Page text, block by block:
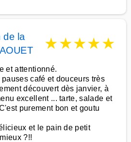
de la
★★★★★
et attentionné.
café et douceurs très
découvert dès janvier, à
excellent ... tarte, salade et
purement bon et goutu
et le pain de petit
?!!